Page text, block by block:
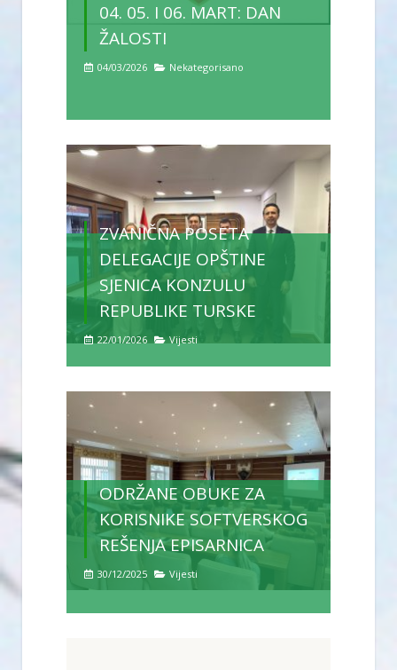
04. 05. I 06. MART: DAN
ŽALOSTI
04/03/2026 Nekategorisano
ZVANIČNA POSETA
DELEGACIJE OPŠTINE
SJENICA KONZULU
REPUBLIKE TURSKE
22/01/2026 Vijesti
ODRŽANE OBUKE ZA
KORISNIKE SOFTVERSKOG
REŠENJA EPISARNICA
30/12/2025 Vijesti